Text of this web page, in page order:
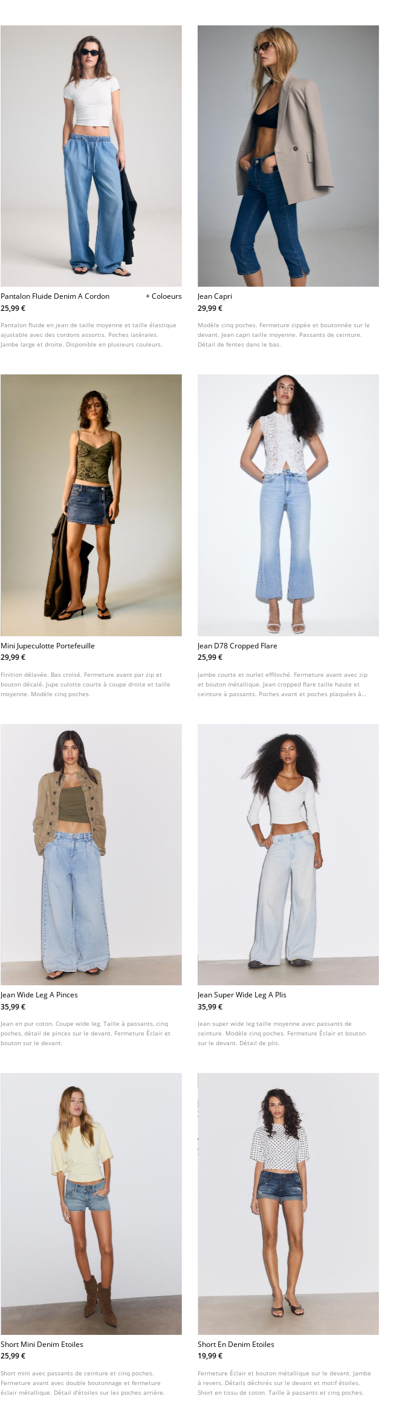
Pantalon Fluide Denim A Cordon
+ Coloeurs
25,99 €
Pantalon fluide en jean de taille moyenne et taille élastique
ajustable avec des cordons assortis. Poches latérales.
Jambe large et droite. Disponible en plusieurs couleurs.
Jean Capri
29,99 €
Modèle cinq poches. Fermeture zippée et boutonnée sur le
devant. Jean capri taille moyenne. Passants de ceinture.
Détail de fentes dans le bas.
Mini Jupeculotte Portefeuille
29,99 €
Finition délavée. Bas croisé. Fermeture avant par zip et
bouton décalé. Jupe culotte courte à coupe droite et taille
moyenne. Modèle cinq poches.
Jean D78 Cropped Flare
25,99 €
Jambe courte et ourlet effiloché. Fermeture avant avec zip
et bouton métallique. Jean cropped flare taille haute et
ceinture à passants. Poches avant et poches plaquées à
Jean Wide Leg A Pinces
35,99 €
Jean en pur coton. Coupe wide leg. Taille à passants, cinq
poches, détail de pinces sur le devant. Fermeture Éclair et
bouton sur le devant.
Jean Super Wide Leg A Plis
35,99 €
Jean super wide leg taille moyenne avec passants de
ceinture. Modèle cinq poches. Fermeture Éclair et bouton
sur le devant. Détail de plis.
Short Mini Denim Etoiles
25,99 €
Short mini avec passants de ceinture et cinq poches.
Fermeture avant avec double boutonnage et fermeture
éclair métallique. Détail d'étoiles sur les poches arrière.
Short En Denim Etoiles
19,99 €
Fermeture Éclair et bouton métallique sur le devant. Jambe
à revers. Détails déchirés sur le devant et motif étoiles.
Short en tissu de coton. Taille à passants et cinq poches.